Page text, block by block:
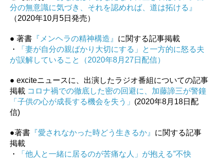
分の無意識に気づき、それを認めれば、道は拓ける』
（2020年10月5日発売）
● 著書 『メンヘラの精神構造』 に関する記事掲載
・
「妻が自分の親ばかり大切にする」と一方的に怒る夫
が誤解していること（2020年8月27日配信）
● exciteニュースに、出演したラジオ番組についての記事
掲載 コロナ禍での徹底した密の回避に、加藤諦三が警鐘
「子供の心が成長する機会を失う」 (2020年8月18日配
信)
●著書 『愛されなかった時どう生きるか』 に関する記事
掲載
・
「他人と一緒に居るのが苦痛な人」が抱える”不快